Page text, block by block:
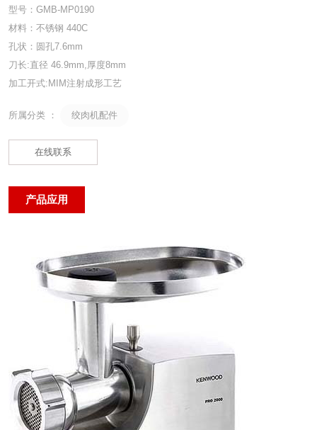
型号：GMB-MP0190
材料：不锈钢 440C
孔状：圆孔7.6mm
刀长:直径 46.9mm,厚度8mm
加工开式:MIM注射成形工艺
所属分类 ： 绞肉机配件
在线联系
产品应用